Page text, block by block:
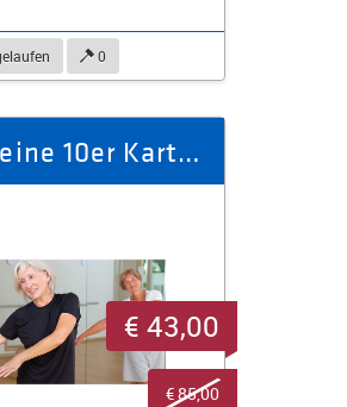
0
Gutschein für eine 10er Karte Tanzfit für Senioren für 1 Person
€ 43,00
€ 85,00